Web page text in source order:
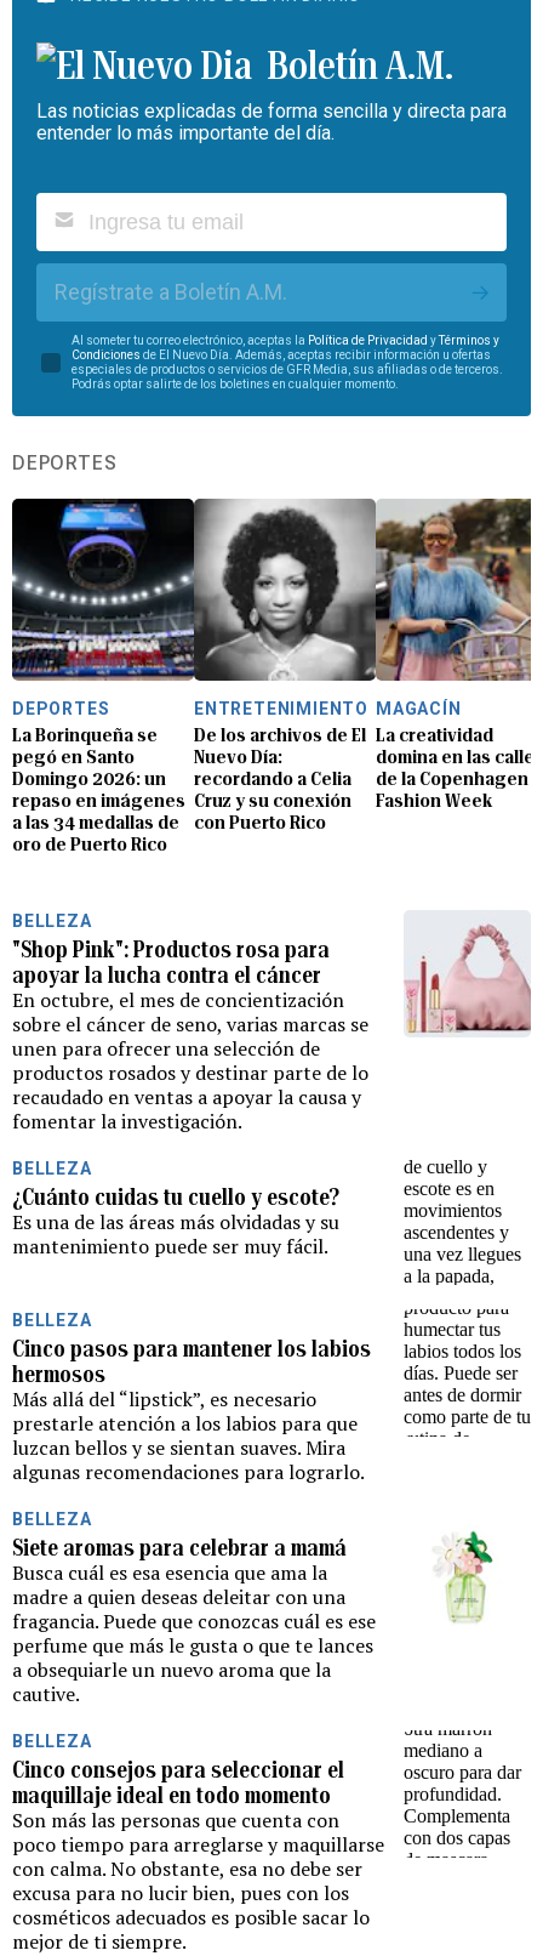
Boletín A.M.
Las noticias explicadas de forma sencilla y directa para
entender lo más importante del día.
Regístrate a Boletín A.M.
Al someter tu correo electrónico, aceptas la Política de Privacidad yTérminos y
Condiciones de El Nuevo Día. Además, aceptas recibir información u ofertas
especiales de productos o servicios de GFR Media, sus afiliadas o de terceros.
Podrás optar salirte de los boletines en cualquier momento.
DEPORTES
DEPORTES
La Borinqueña se
pegó en Santo
Domingo 2026: un
repaso en imágenes
a las 34 medallas de
oro de Puerto Rico
ENTRETENIMIENTO
De los archivos de El
Nuevo Día:
recordando a Celia
Cruz y su conexión
con Puerto Rico
MAGACÍN
La creatividad
domina en las calles
de la Copenhagen
Fashion Week
BELLEZA
"Shop Pink": Productos rosa para
apoyar la lucha contra el cáncer
En octubre, el mes de concientización
sobre el cáncer de seno, varias marcas se
unen para ofrecer una selección de
productos rosados y destinar parte de lo
recaudado en ventas a apoyar la causa y
fomentar la investigación.
BELLEZA
¿Cuánto cuidas tu cuello y escote?
Es una de las áreas más olvidadas y su
mantenimiento puede ser muy fácil.
BELLEZA
Cinco pasos para mantener los labios
hermosos
Más allá del “lipstick”, es necesario
prestarle atención a los labios para que
luzcan bellos y se sientan suaves. Mira
algunas recomendaciones para lograrlo.
BELLEZA
Siete aromas para celebrar a mamá
Busca cuál es esa esencia que ama la
madre a quien deseas deleitar con una
fragancia. Puede que conozcas cuál es ese
perfume que más le gusta o que te lances
a obsequiarle un nuevo aroma que la
cautive.
BELLEZA
Cinco consejos para seleccionar el
maquillaje ideal en todo momento
Son más las personas que cuenta con
poco tiempo para arreglarse y maquillarse
con calma. No obstante, esa no debe ser
excusa para no lucir bien, pues con los
cosméticos adecuados es posible sacar lo
mejor de ti siempre.